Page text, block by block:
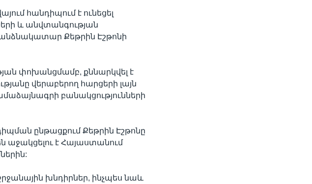
հանդիպում է ունեցել
և անվտանգության
Քեթրին Էշթոնի
փոխանցմամբ, քննարկվել է
վերաբերող հարցերի լայն
բանակցությունների
ընթացքում Քեթրին Էշթոնը
աջակցելու է Հայաստանում
խնդիրներ, ինչպես նաև